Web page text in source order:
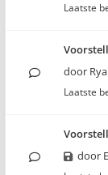
Laatste
door
Laatste
door